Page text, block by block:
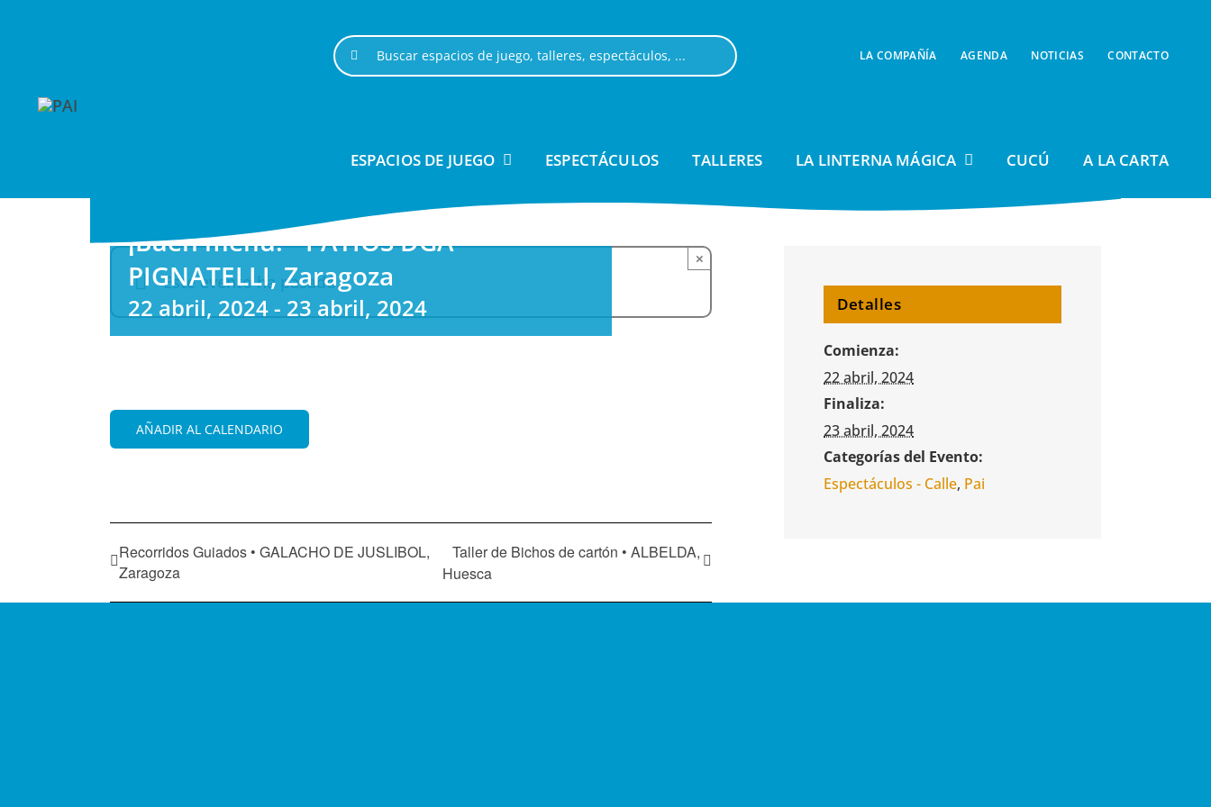
Buscar: LA COMPAÑÍA AGENDA NOTICIAS CONTACTO
ESPACIOS DE JUEGO ESPECTÁCULOS TALLERES LA LINTERNA MÁGICA CUCÚ A LA CARTA
Este evento ha pasado.
×
¡Buen menú! • PATIOS DGA
PIGNATELLI, Zaragoza
22 abril, 2024- 23 abril, 2024
AÑADIR AL CALENDARIO
Recorridos Guiados • GALACHO DE JUSLIBOL,
Zaragoza
Taller de Bichos de cartón • ALBELDA,
Huesca
Detalles
Comienza:
22 abril, 2024
Finaliza:
23 abril, 2024
Categorías del Evento:
Espectáculos - Calle, Pai